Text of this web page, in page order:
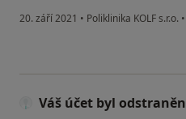
20. září 2021 • Poliklinika KOLF s.r.o. •
Váš účet byl odstraněn